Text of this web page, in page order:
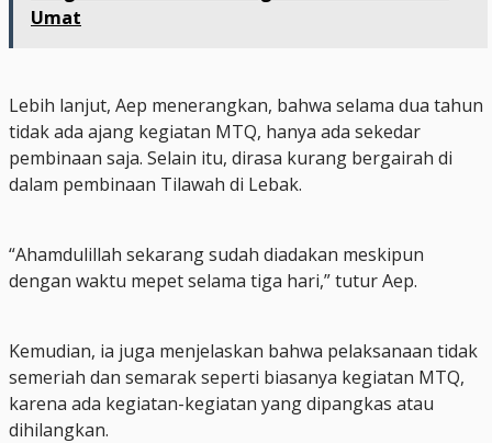
Umat
Lebih lanjut, Aep menerangkan, bahwa selama dua tahun
tidak ada ajang kegiatan MTQ, hanya ada sekedar
pembinaan saja. Selain itu, dirasa kurang bergairah di
dalam pembinaan Tilawah di Lebak.
“Ahamdulillah sekarang sudah diadakan meskipun
dengan waktu mepet selama tiga hari,” tutur Aep.
Kemudian, ia juga menjelaskan bahwa pelaksanaan tidak
semeriah dan semarak seperti biasanya kegiatan MTQ,
karena ada kegiatan-kegiatan yang dipangkas atau
dihilangkan.